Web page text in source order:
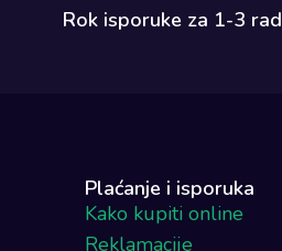
Rok isporuke za 1-3
Plaćanje i isporuka
Kako kupiti online
Reklamacije